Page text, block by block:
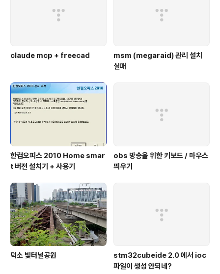
claude mcp + freecad
msm (megaraid) 관리 설치
실패
한컴오피스 2010 Home smar
t 버전 설치기 + 사용기
obs 방송을 위한 키보드 / 마우스
띄우기
덕소 빛터널공원
stm32cubeide 2.0 에서 ioc
파일이 생성 안되네?